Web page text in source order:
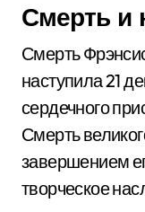
Смерть и
Смерть
наступила 21
сердечного
Смерть
завершением
творческое